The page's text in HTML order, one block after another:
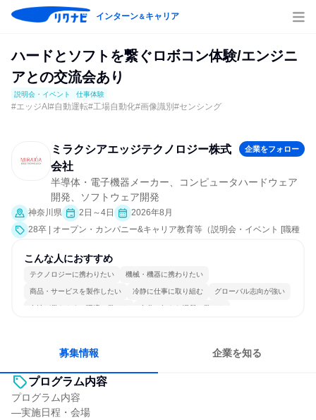
インターン＆キャリア
ハードとソフトを繋ぐロボコン体験/エンジニ
アとの交流会あり
説明会・イベント 仕事体験
#エッジAI#自動運転#工場自動化#画像識別#センシング
ミラクシアエッジテクノロジー株式
会社
企業をフォロー
半導体・電子機器メーカー、コンピュータハードウェア
開発、ソフトウェア開発
神奈川県 2日～4日
2026年8月
28卒 | オープン・カンパニー&キャリア教育等（説明会・イベント [職種
こんな人におすすめ
テクノロジーに携わりたい 機械・機器に携わりたい
商品・サービスを製作したい 冷静に仕事に取り組む グローバル志向が強い
女性が働きやすい環境で働ける 自分の好きな場所で働ける
募集情報 企業を知る
プログラム内容
プログラム内容
―実施日程・会場